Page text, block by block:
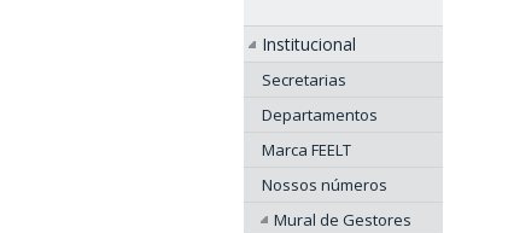
Institucional
Secretarias
Departamentos
Marca FEELT
Nossos números
Mural de Gestores